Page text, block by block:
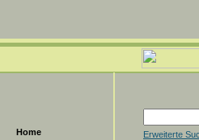
Home Erweiterte